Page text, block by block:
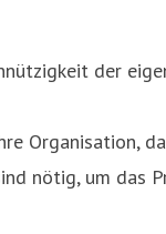
der
nötig, um das